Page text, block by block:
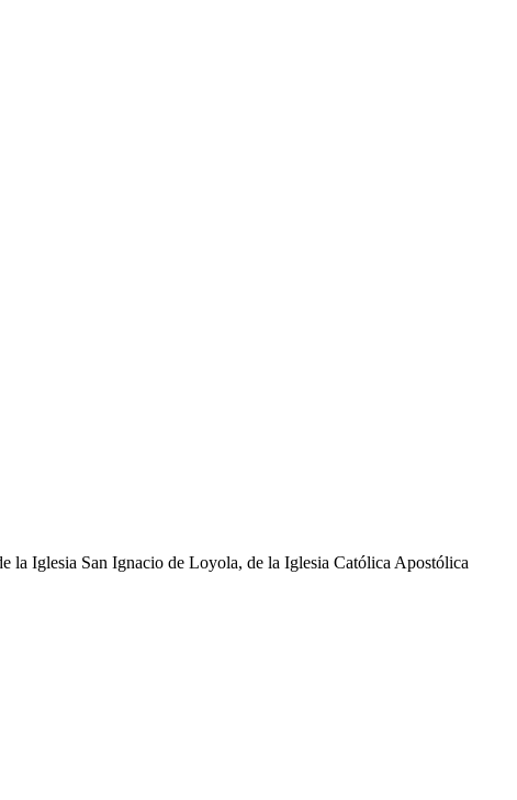
la Iglesia San Ignacio de Loyola, de la Iglesia Católica Apostólica